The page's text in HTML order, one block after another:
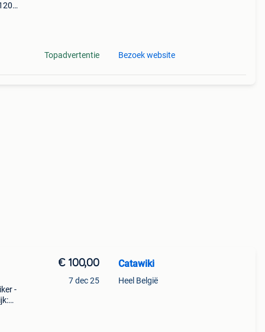
Topadvertentie Bezoek website
-
€ 100,00
7 dec 25
Catawiki
Heel België